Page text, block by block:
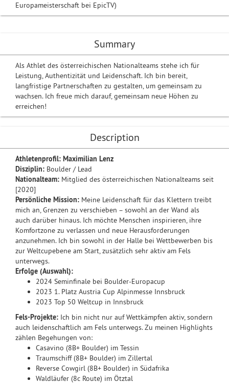
Summary
Als Athlet des österreichischen Nationalteams stehe ich für
Leistung, Authentizität und Leidenschaft. Ich bin bereit,
langfristige Partnerschaften zu gestalten, um gemeinsam zu
wachsen. Ich freue mich darauf, gemeinsam neue Höhen zu
erreichen!
Description
Athletenprofil: Maximilian Lenz
Disziplin: Boulder / Lead
Nationalteam: Mitglied des österreichischen Nationalteams seit
[2020]
Persönliche Mission: Meine Leidenschaft für das Klettern treibt
mich an, Grenzen zu verschieben – sowohl an der Wand als
auch darüber hinaus. Ich möchte Menschen inspirieren, ihre
Komfortzone zu verlassen und neue Herausforderungen
anzunehmen. Ich bin sowohl in der Halle bei Wettbewerben bis
zur Weltcupebene am Start, zusätzlich sehr aktiv am Fels
unterwegs.
Erfolge (Auswahl):
2024 Seminfinale bei Boulder-Europacup
2023 1. Platz Austria Cup Alpinmesse Innsbruck
2023 Top 50 Weltcup in Innsbruck
Fels-Projekte: Ich bin nicht nur auf Wettkämpfen aktiv, sondern
auch leidenschaftlich am Fels unterwegs. Zu meinen Highlights
zählen Begehungen von:
Casavino (8B+ Boulder) im Tessin
Traumschiff (8B+ Boulder) im Zillertal
Reverse Cowgirl (8B+ Boulder) in Südafrika
Waldläufer (8c Route) im Ötztal
Europameisterschaft bei EpicTV)